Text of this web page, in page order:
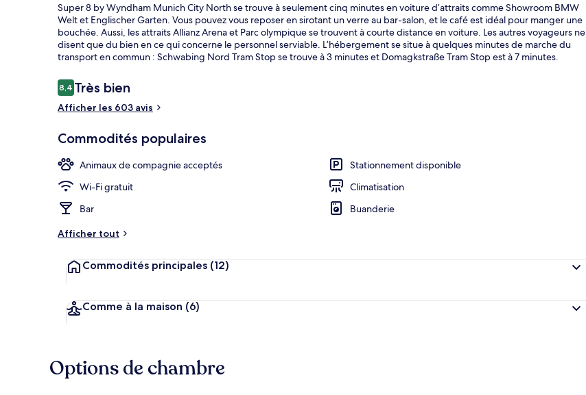
Vélo
Super 8 by Wyndham Munich City North se trouve à seulement cinq minutes en voiture d’attraits comme Showroom BMW
Welt et Englischer Garten. Vous pouvez vous reposer en sirotant un verre au bar-salon, et le café est idéal pour manger une
bouchée. Aussi, les attraits Allianz Arena et Parc olympique se trouvent à courte distance en voiture. Les autres voyageurs ne
disent que du bien en ce qui concerne le personnel serviable. L’hébergement se situe à quelques minutes de marche du
transport en commun : Schwabing Nord Tram Stop se trouve à 3 minutes et Domagkstraße Tram Stop est à 7 minutes.
Avis
8,48,4 sur 10 –
Très bien
Afficher les 603 avis
Commodités populaires
Animaux de compagnie acceptés
Stationnement disponible
Wi-Fi gratuit
Climatisation
Bar
Buanderie
Afficher tout
Commodités principales (12)
Comme à la maison (6)
Options de chambre